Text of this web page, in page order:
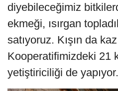
diyebileceğimiz
ekmeği, ısırgan
satıyoruz. Kışın da
Kooperatifimizdeki 21
yetiştiriciliği de